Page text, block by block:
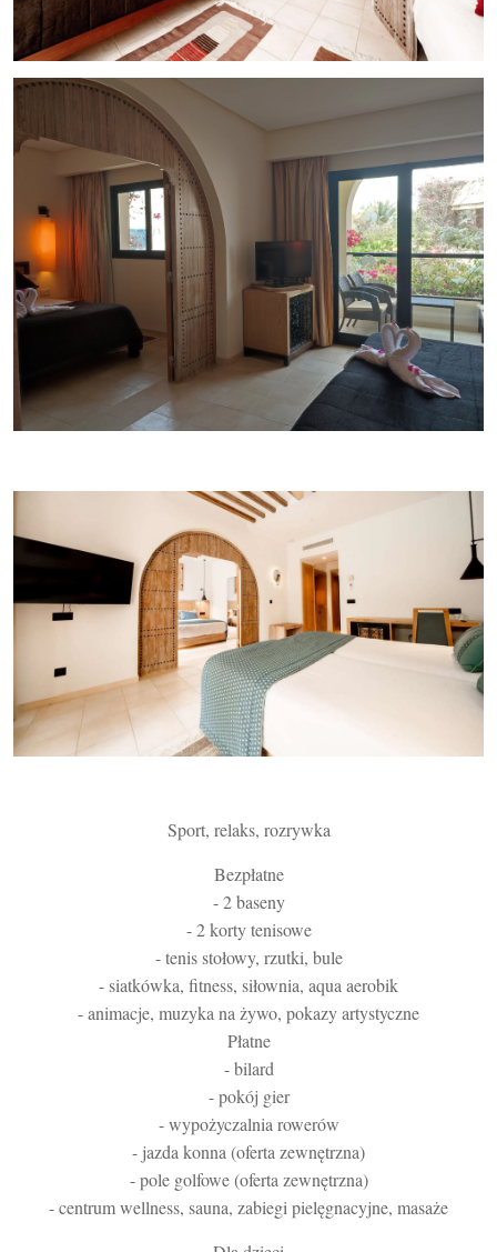
Sport, relaks, rozrywka
Bezpłatne
- 2 baseny
- 2 korty tenisowe
- tenis stołowy, rzutki, bule
- siatkówka, fitness, siłownia, aqua aerobik
- animacje, muzyka na żywo, pokazy artystyczne
Płatne
- bilard
- pokój gier
- wypożyczalnia rowerów
- jazda konna (oferta zewnętrzna)
- pole golfowe (oferta zewnętrzna)
- centrum wellness, sauna, zabiegi pielęgnacyjne, masaże